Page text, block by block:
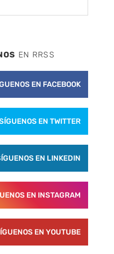
EN RRSS
EN FACEBOOK
EN TWITTER
EN LINKEDIN
EN INSTAGRAM
EN YOUTUBE